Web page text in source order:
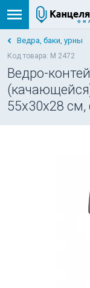
Ведра, баки, урны
Код товара: М 2472
Ведро-
55х30х28 см,